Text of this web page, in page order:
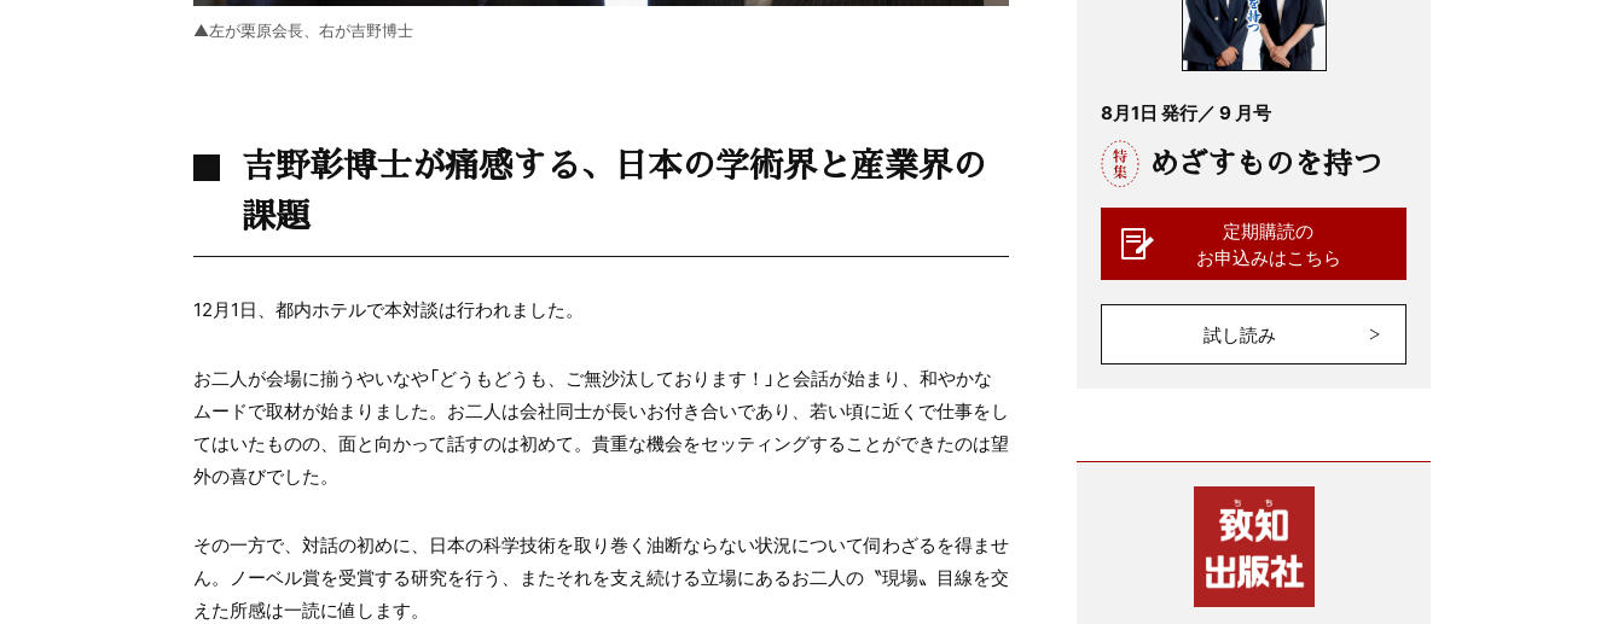
▲左が栗原会長、右が吉野博士
吉野彰博士が痛感する、日本の学術界と産業界の
課題
12月1日、都内ホテルで本対談は行われました。
お二人が会場に揃うやいなや「どうもどうも、ご無沙汰しております！」と会話が始まり、和やかな
ムードで取材が始まりました。お二人は会社同士が長いお付き合いであり、若い頃に近くで仕事をし
てはいたものの、面と向かって話すのは初めて。貴重な機会をセッティングすることができたのは望
外の喜びでした。
その一方で、対話の初めに、日本の科学技術を取り巻く油断ならない状況について伺わざるを得ませ
ん。ノーベル賞を受賞する研究を行う、またそれを支え続ける立場にあるお二人の〝現場〟目線を交
えた所感は一読に値します。
8月1日 発行／ 9 月号
めざすものを持つ
定期購読の
お申込みはこちら
試し読み